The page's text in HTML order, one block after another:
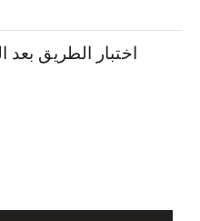
اختبار الطريق